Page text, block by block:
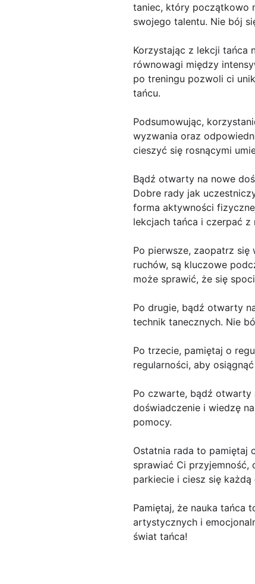
taniec, który początkowo
swojego talentu. Nie bój
Korzystając z lekcji tańca
równowagi między
po treningu pozwoli ci
tańcu.
Podsumowując,
wyzwania oraz
cieszyć się rosnącymi
Bądź otwarty na nowe
Dobre rady jak
forma aktywności
lekcjach tańca i czerpać
Po pierwsze, zaopatrz
ruchów, są kluczowe
może sprawić, że się
Po drugie, bądź otwarty
technik tanecznych. Nie
Po trzecie, pamiętaj o
regularności, aby
Po czwarte, bądź otwarty
doświadczenie i wiedzę
pomocy.
Ostatnia rada to pamiętaj
sprawiać Ci przyjemność,
parkiecie i ciesz się
Pamiętaj, że nauka tańca
artystycznych i
świat tańca!